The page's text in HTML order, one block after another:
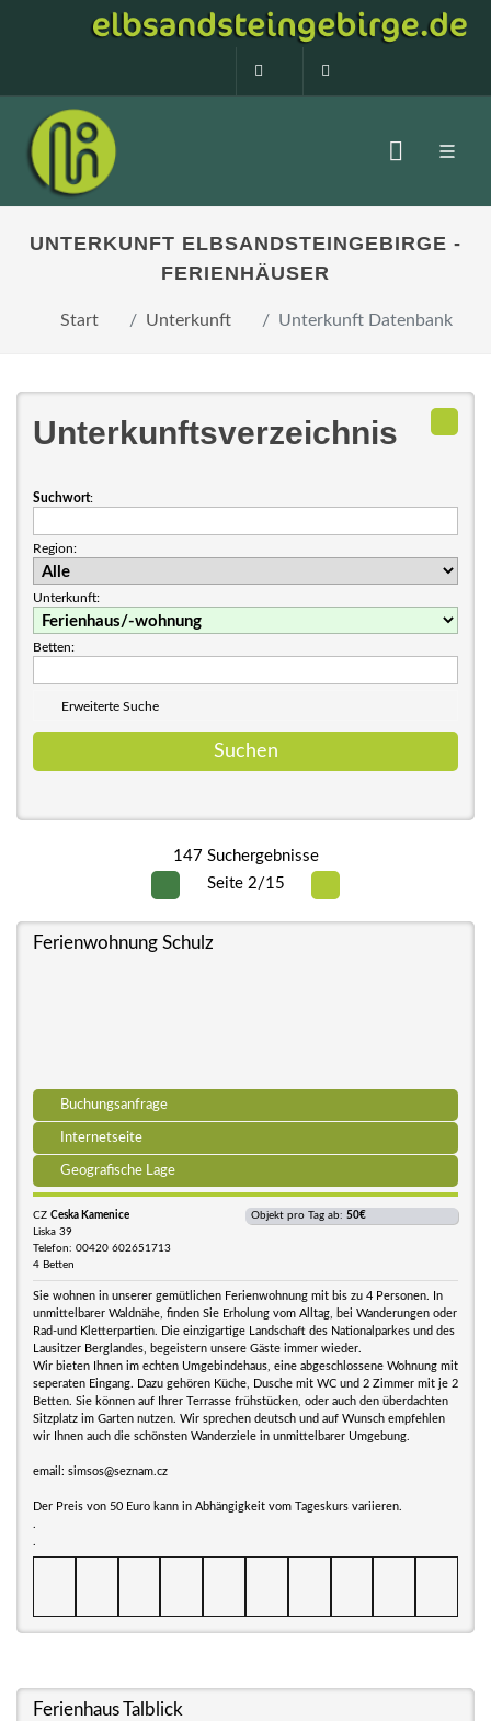
0160 99873408
UNTERKUNFT ELBSANDSTEINGEBIRGE -
FERIENHÄUSER
Start Unterkunft Unterkunft Datenbank
Unterkunftsverzeichnis
Suchwort:
Region:
Unterkunft:
Betten:
Erweiterte Suche
147 Suchergebnisse
Seite 2/15
Ferienwohnung Schulz
Buchungsanfrage
Internetseite
Geografische Lage
CZ Ceska Kamenice
Liska 39
Telefon: 00420 602651713
4 Betten
Objekt pro Tag ab: 50€
Sie wohnen in unserer gemütlichen Ferienwohnung mit bis zu 4 Personen. In
unmittelbarer Waldnähe, finden Sie Erholung vom Alltag, bei Wanderungen oder
Rad-und Kletterpartien. Die einzigartige Landschaft des Nationalparkes und des
Lausitzer Berglandes, begeistern unsere Gäste immer wieder.
Wir bieten Ihnen im echten Umgebindehaus, eine abgeschlossene Wohnung mit
seperaten Eingang. Dazu gehören Küche, Dusche mit WC und 2 Zimmer mit je 2
Betten. Sie können auf Ihrer Terrasse frühstücken, oder auch den überdachten
Sitzplatz im Garten nutzen. Wir sprechen deutsch und auf Wunsch empfehlen
wir Ihnen auch die schönsten Wanderziele in unmittelbarer Umgebung.
email: simsos@seznam.cz
Der Preis von 50 Euro kann in Abhängigkeit vom Tageskurs variieren.
Ferienhaus Talblick